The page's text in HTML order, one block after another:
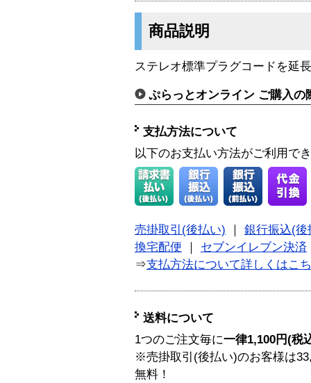
商品説明
ステレオ標準プラグコードを延
ぷらっとオンライン ご購入の
支払方法について
以下のお支払い方法がご利用で
売掛取引(後払い)
銀行振込(後
換宅配便
セブンイレブン決済
⇒支払方法について詳しくはこ
送料について
1つのご注文毎に一律1,100円(税
※売掛取引(後払い)のお客様は
無料！